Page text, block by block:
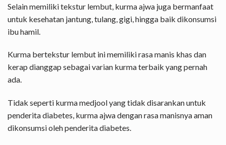
Selain memiliki tekstur lembut, kurma ajwa juga bermanfaat
untuk kesehatan jantung, tulang, gigi, hingga baik dikonsumsi
ibu hamil.
Kurma bertekstur lembut ini memiliki rasa manis khas dan
kerap dianggap sebagai varian kurma terbaik yang pernah
ada.
Tidak seperti kurma medjool yang tidak disarankan untuk
penderita diabetes, kurma ajwa dengan rasa manisnya aman
dikonsumsi oleh penderita diabetes.